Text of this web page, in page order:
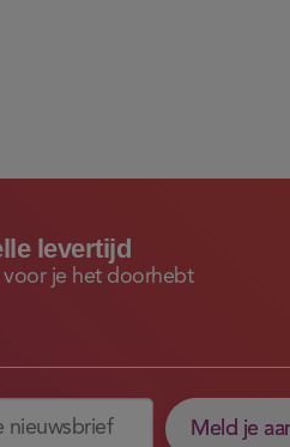
levertijd
voor je het doorhebt
Meld je